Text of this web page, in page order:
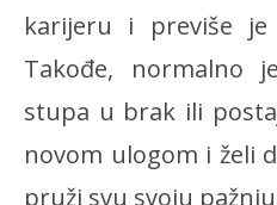
karijeru i previše
Takođe, normalno
stupa u brak ili
novom ulogom i želi
pruži svu svoju